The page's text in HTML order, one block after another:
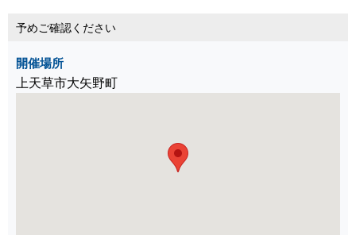
予めご確認ください
開催場所
上天草市大矢野町